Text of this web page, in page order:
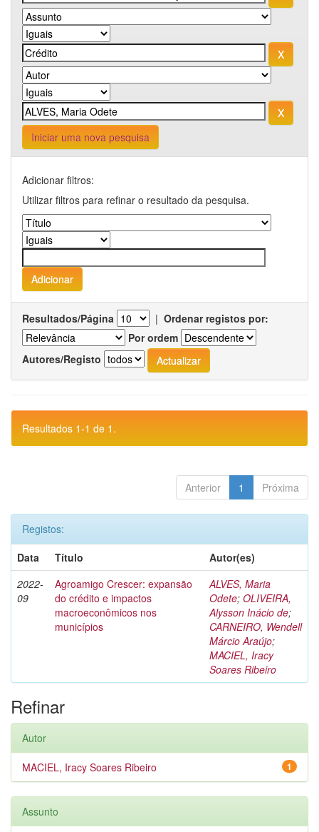
Iniciar uma nova pesquisa
Adicionar filtros:
Utilizar filtros para refinar o resultado da pesquisa.
Resultados/Página | Ordenar registos por:
Por ordem
Autores/Registo
Resultados 1-1 de 1.
Anterior 1 Próxima
Registos:
Data
Título
Autor(es)
2022-
09
Agroamigo Crescer: expansão
do crédito e impactos
macroeconômicos nos
municípios
ALVES, Maria
Odete; OLIVEIRA,
Alysson Inácio de;
CARNEIRO, Wendell
Márcio Araújo;
MACIEL, Iracy
Soares Ribeiro
Refinar
Autor
1
MACIEL, Iracy Soares Ribeiro
Assunto